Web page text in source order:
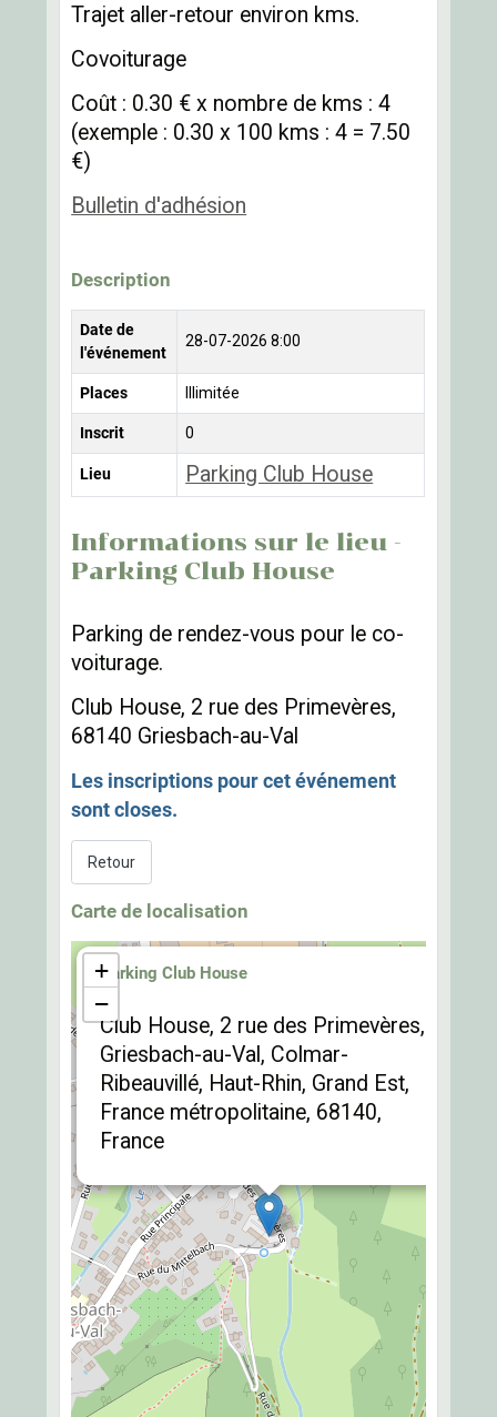
Trajet aller-retour environ kms.
Covoiturage
Coût : 0.30 € x nombre de kms : 4
(exemple : 0.30 x 100 kms : 4 = 7.50
€)
Bulletin d'adhésion
Description
Date de
l'événement
28-07-2026 8:00
Places Illimitée
Inscrit 0
Lieu Parking Club House
Informations sur le lieu -
Parking Club House
Parking de rendez-vous pour le co-
voiturage.
Club House, 2 rue des Primevères,
68140 Griesbach-au-Val
Les inscriptions pour cet événement
sont closes.
Retour
Carte de localisation
Parking Club House
Club House, 2 rue des Primevères,
Griesbach-au-Val, Colmar-
Ribeauvillé, Haut-Rhin, Grand Est,
France métropolitaine, 68140,
France
+
−